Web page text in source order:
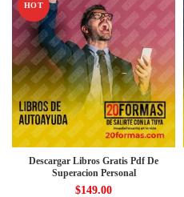
HOT
Descargar Libros Gratis Pdf De
Superacion Personal
$149.00